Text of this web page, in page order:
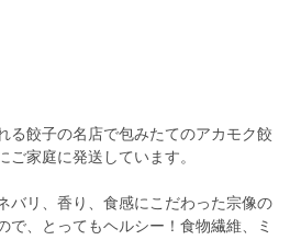
る餃子の名店で包みたてのアカモク餃
家庭に発送しています。
バリ、香り、食感にこだわった宗像の
で、とってもヘルシー！食物繊維、ミ